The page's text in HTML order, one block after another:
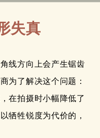
失真
线方向上会产生锯齿
为了解决这个问题：
在拍摄时小幅降低了
牺牲锐度为代价的，